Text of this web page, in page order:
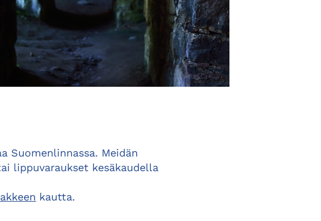
Suomenlinnassa. Meidän
lippuvaraukset kesäkaudella
kautta.